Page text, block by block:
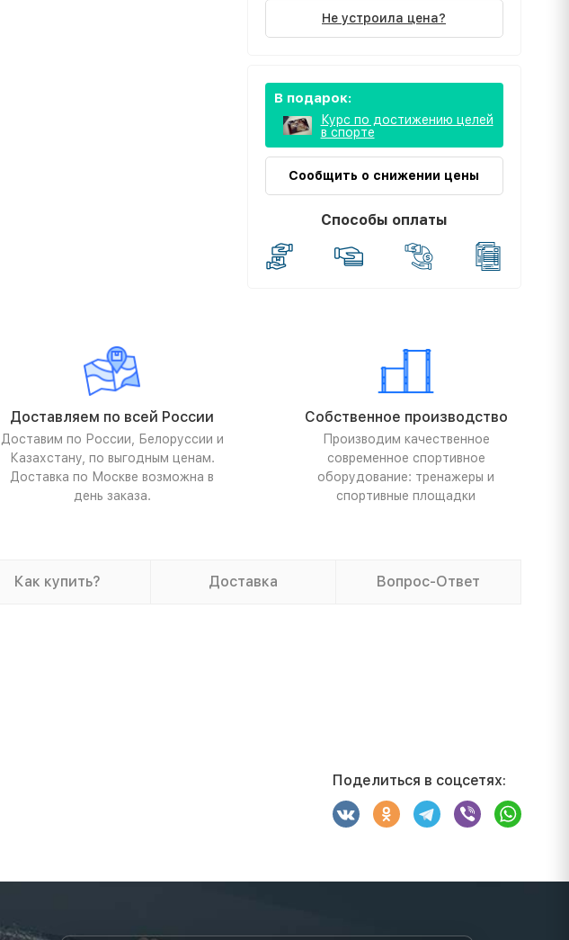
Не устроила цена?
В подарок:
Курс по достижению целей
в спорте
Сообщить о снижении цены
Способы оплаты
Доставляем по всей России
Доставим по России, Белоруссии и
Казахстану, по выгодным ценам.
Доставка по Москве возможна в
день заказа.
Собственное производство
Производим качественное
современное спортивное
оборудование: тренажеры и
спортивные площадки
Как купить? Доставка Вопрос-Ответ
Поделиться в соцсетях: